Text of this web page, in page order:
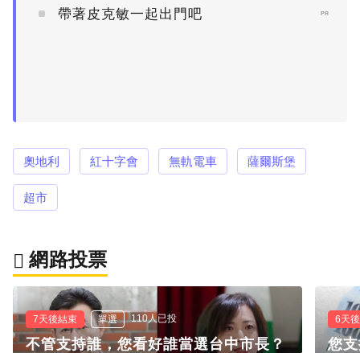
帶著皮克敏一起出門吧 PR
奧地利 紅十字會 無軌電車 薩爾斯堡
超市
網路投票
7天後結束 單選 110人已投
不管支持誰，您看好誰當選台中市長？
6天
您